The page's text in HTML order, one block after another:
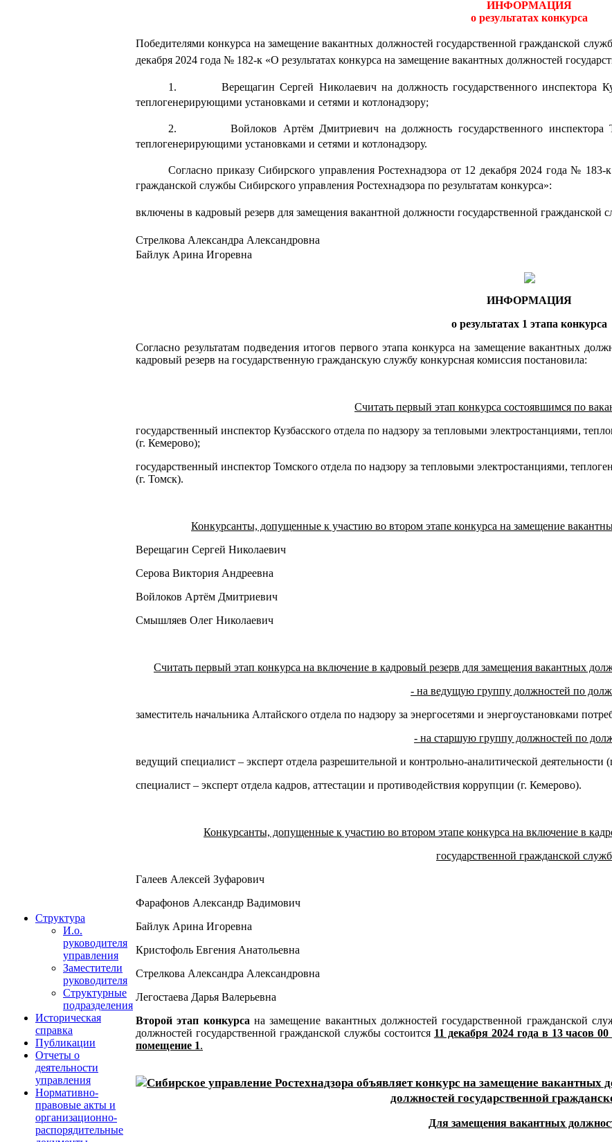
Структура
И.о.
руководителя
управления
Заместители
руководителя
Структурные
подразделения
Историческая
справка
Публикации
Отчеты о
деятельности
управления
Нормативно-
правовые акты и
организационно-
распорядительные
ИНФОРМАЦИЯ
о результатах конкурса
Победителями конкурса на замещение вакантных должностей государственной гражданской
декабря 2024 года № 182-к «О результатах конкурса на замещение вакантных должностей
1.
Верещагин Сергей Николаевич на должность государственного инспектора
теплогенерирующими установками и сетями и котлонадзору;
2.
Войлоков Артём Дмитриевич на должность государственного
теплогенерирующими установками и сетями и котлонадзору.
Согласно приказу Сибирского управления Ростехнадзора от 12 декабря 2024 года №
гражданской службы Сибирского управления Ростехнадзора по результатам конкурса»:
включены в кадровый резерв для замещения вакантной должности государственной гражданской
Стрелкова Александра Александровна
Байлук Арина Игоревна
ИНФОРМАЦИЯ
о результатах 1 этапа конкурса
Согласно результатам подведения итогов первого этапа конкурса на замещение вакантных
кадровый резерв на государственную гражданскую службу конкурсная комиссия постановила:
Считать первый этап конкурса состоявшимся по
государственный инспектор Кузбасского отдела по надзору за тепловыми электростанциями,
(г. Кемерово);
государственный инспектор Томского отдела по надзору за тепловыми электростанциями,
(г. Томск).
Конкурсанты, допущенные к участию во втором этапе конкурса на замещение
Верещагин Сергей Николаевич
Серова Виктория Андреевна
Войлоков Артём Дмитриевич
Смышляев Олег Николаевич
Считать первый этап конкурса на включение в кадровый резерв для замещения вакантных
- на ведущую группу должностей по
заместитель начальника Алтайского отдела по надзору за энергосетями и энергоустановками
- на старшую группу должностей по
ведущий специалист – эксперт отдела разрешительной и контрольно-аналитической деятельности
специалист – эксперт отдела кадров, аттестации и противодействия коррупции (г. Кемерово).
Конкурсанты, допущенные к участию во втором этапе конкурса на включение в
государственной гражданской
Галеев Алексей Зуфарович
Фарафонов Александр Вадимович
Байлук Арина Игоревна
Кристофоль Евгения Анатольевна
Стрелкова Александра Александровна
Легостаева Дарья Валерьевна
Второй этап конкурса на замещение вакантных должностей государственной гражданской
должностей государственной гражданской службы состоится 11 декабря 2024 года в 13 часов
помещение 1.
Сибирское управление Ростехнадзора объявляет конкурс на замещение
должностей государственной
Для замещения вакантных